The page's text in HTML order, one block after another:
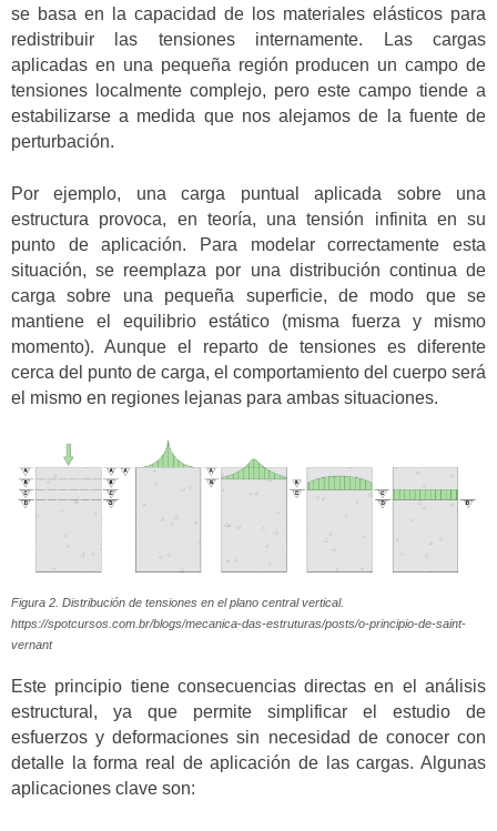
se basa en la capacidad de los materiales elásticos para
redistribuir las tensiones internamente. Las cargas
aplicadas en una pequeña región producen un campo de
tensiones localmente complejo, pero este campo tiende a
estabilizarse a medida que nos alejamos de la fuente de
perturbación.
Por ejemplo, una carga puntual aplicada sobre una
estructura provoca, en teoría, una tensión infinita en su
punto de aplicación. Para modelar correctamente esta
situación, se reemplaza por una distribución continua de
carga sobre una pequeña superficie, de modo que se
mantiene el equilibrio estático (misma fuerza y mismo
momento). Aunque el reparto de tensiones es diferente
cerca del punto de carga, el comportamiento del cuerpo será
el mismo en regiones lejanas para ambas situaciones.
Figura 2. Distribución de tensiones en el plano central vertical.
https://spotcursos.com.br/blogs/mecanica-das-estruturas/posts/o-principio-de-saint-
vernant
Este principio tiene consecuencias directas en el análisis
estructural, ya que permite simplificar el estudio de
esfuerzos y deformaciones sin necesidad de conocer con
detalle la forma real de aplicación de las cargas. Algunas
aplicaciones clave son: